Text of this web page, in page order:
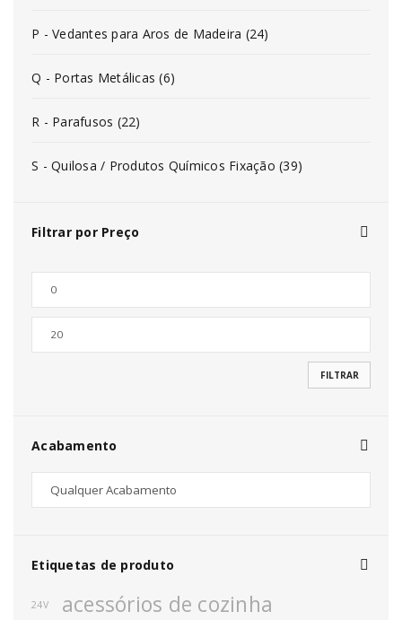
P - Vedantes para Aros de Madeira (24)
Q - Portas Metálicas (6)
R - Parafusos (22)
S - Quilosa / Produtos Químicos Fixação (39)
Filtrar por Preço
FILTRAR
Acabamento
Etiquetas de produto
24V acessórios de cozinha